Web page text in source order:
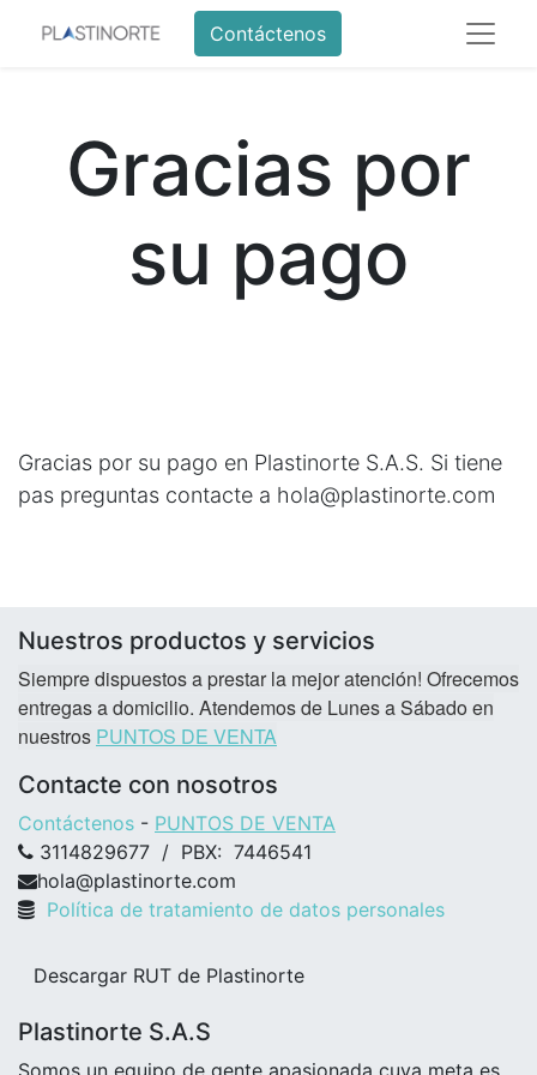
Contáctenos
Gracias por
su pago
Gracias por su pago en Plastinorte S.A.S. Si tiene
pas preguntas contacte a hola@plastinorte.com
Nuestros productos y servicios
Siempre dispuestos a prestar la mejor atención! Ofrecemos
entregas a domicilio. Atendemos de Lunes a Sábado en
nuestros PUNTOS DE VENTA
Contacte con nosotros
Contáctenos - PUNTOS DE VENTA
3114829677 / PBX: 7446541
hola@plastinorte.com
Política de tratamiento de datos personales
Descargar RUT de Plastinorte
Plastinorte S.A.S
Somos un equipo de gente apasionada cuya meta es